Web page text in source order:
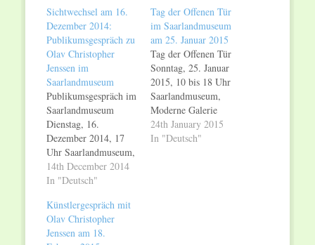
Sichtwechsel am 16.
Dezember 2014:
Publikumsgespräch zu
Olav Christopher
Jenssen im
Saarlandmuseum
Publikumsgespräch im
Saarlandmuseum
Dienstag, 16.
Dezember 2014, 17
Uhr Saarlandmuseum,
Moderne Galerie
Sichtwechsel zu Olav
Anlässlich der
Ausstellungen Olav
Christopher Jenssen
14th December 2014
In "Deutsch"
Tag der Offenen Tür
im Saarlandmuseum
am 25. Januar 2015
Tag der Offenen Tür
Sonntag, 25. Januar
2015, 10 bis 18 Uhr
Saarlandmuseum,
Moderne Galerie
Tag der Offenen Tür
im Saarlandmuseum
24th January 2015
In "Deutsch"
Künstlergespräch mit
Olav Christopher
Jenssen am 18.